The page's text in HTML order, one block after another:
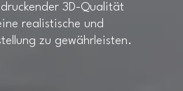
3D-Qualität
realistische und
zu gewährleisten.